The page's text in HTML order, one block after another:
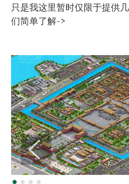
只是我这里暂时仅限于提供
们简单了解->